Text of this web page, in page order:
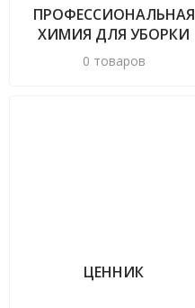
ПРОФЕССИОНАЛЬНАЯ
ХИМИЯ ДЛЯ УБОРКИ
0 товаров
ЦЕННИК